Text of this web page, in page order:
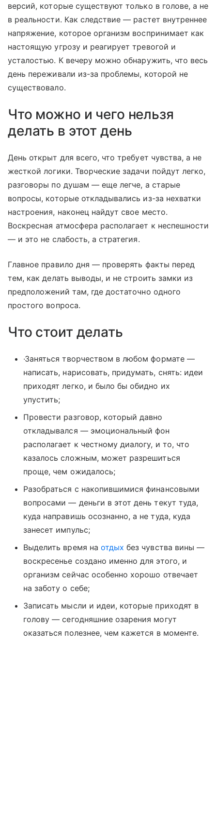
версий, которые существуют только в голове, а не
в реальности. Как следствие — растет внутреннее
напряжение, которое организм воспринимает как
настоящую угрозу и реагирует тревогой и
усталостью. К вечеру можно обнаружить, что весь
день переживали из-за проблемы, которой не
существовало.
Что можно и чего нельзя
делать в этот день
День открыт для всего, что требует чувства, а не
жесткой логики. Творческие задачи пойдут легко,
разговоры по душам — еще легче, а старые
вопросы, которые откладывались из-за нехватки
настроения, наконец найдут свое место.
Воскресная атмосфера располагает к неспешности
— и это не слабость, а стратегия.
Главное правило дня — проверять факты перед
тем, как делать выводы, и не строить замки из
предположений там, где достаточно одного
простого вопроса.
Что стоит делать
·Заняться творчеством в любом формате —
написать, нарисовать, придумать, снять: идеи
приходят легко, и было бы обидно их
упустить;
Провести разговор, который давно
откладывался — эмоциональный фон
располагает к честному диалогу, и то, что
казалось сложным, может разрешиться
проще, чем ожидалось;
Разобраться с накопившимися финансовыми
вопросами — деньги в этот день текут туда,
куда направишь осознанно, а не туда, куда
занесет импульс;
Выделить время на отдых без чувства вины —
воскресенье создано именно для этого, и
организм сейчас особенно хорошо отвечает
на заботу о себе;
Записать мысли и идеи, которые приходят в
голову — сегодняшние озарения могут
оказаться полезнее, чем кажется в моменте.